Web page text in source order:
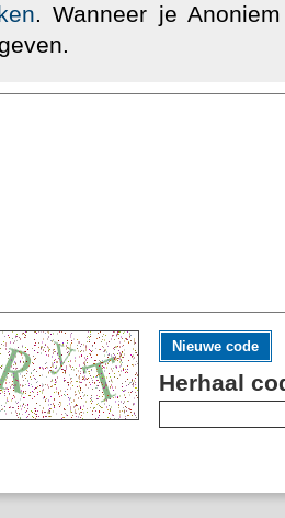
. Wanneer je
Nieuwe code
Herhaal